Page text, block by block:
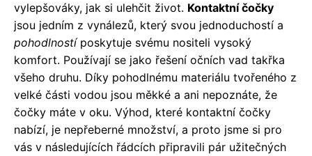
vylepšováky, jak si ulehčit život. Kontaktní čočky
jsou jedním z vynálezů, který svou jednoduchostí a
pohodlnostíposkytuje svému nositeli vysoký
komfort. Používají se jako řešení očních vad takřka
všeho druhu. Díky pohodlnému materiálu tvořeného z
velké části vodou jsou měkké a ani nepoznáte, že
čočky máte v oku. Výhod, které kontaktní čočky
nabízí, je nepřeberné množství, a proto jsme si pro
vás v následujících řádcích připravili pár užitečných